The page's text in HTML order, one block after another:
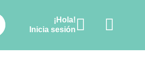
¡Hola!
Inicia sesión